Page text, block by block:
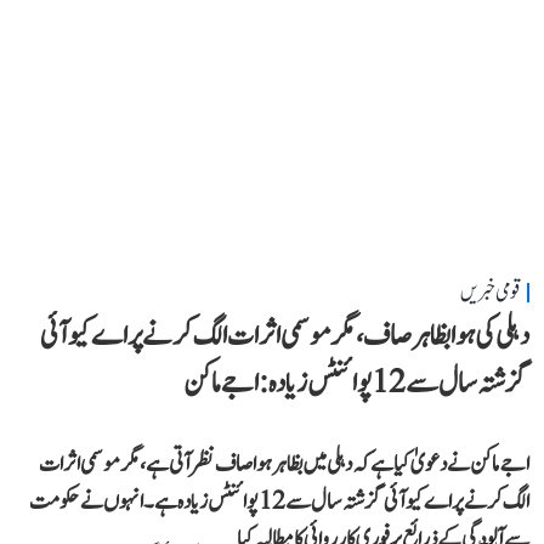
قومی خبریں
دہلی کی ہوا بظاہر صاف، مگر موسمی اثرات الگ کرنے پر اے کیو آئی
گزشتہ سال سے 12 پوائنٹس زیادہ: اجے ماکن
اجے ماکن نے دعویٰ کیا ہے کہ دہلی میں بظاہر ہوا صاف نظر آتی ہے، مگر موسمی اثرات
الگ کرنے پر اے کیو آئی گزشتہ سال سے 12 پوائنٹس زیادہ ہے۔ انہوں نے حکومت